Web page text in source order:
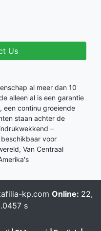
Us
al meer dan 10
alleen al is een garantie
een continu groeiende
staan achter de
–
voor
Van Centraal
kp.com Online: 22,
s